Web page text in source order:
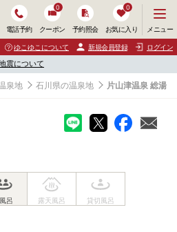
電話予約 クーポン
0
予約照会 お気に入り
0
ニ
ュ
ー
開
く
メニュー
ゆこゆこについて 新規会員登録 ログイン
震について
泉地 石川県の温泉地 片山津温泉 総湯